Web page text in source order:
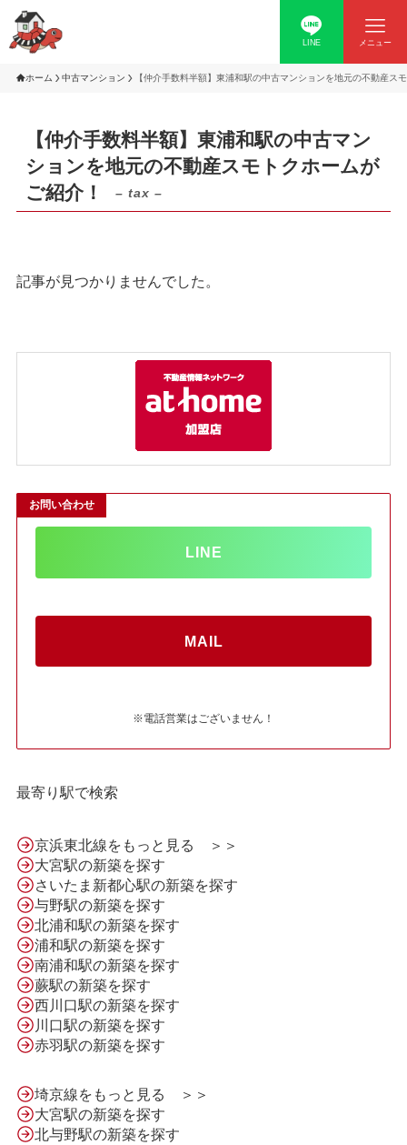
LINE問合せ
LINE メニュー
ホーム 中古マンション 【仲介手数料半額】東浦和駅の中古マンションを地元の不動産ス
【仲介手数料半額】東浦和駅の中古マン
ションを地元の不動産スモトクホームが
ご紹介！
– tax –
記事が見つかりませんでした。
お問い合わせ
LINE
MAIL
※電話営業はございません！
最寄り駅で検索
京浜東北線をもっと見る ＞＞
大宮駅の新築を探す
さいたま新都心駅の新築を探す
与野駅の新築を探す
北浦和駅の新築を探す
浦和駅の新築を探す
南浦和駅の新築を探す
蕨駅の新築を探す
西川口駅の新築を探す
川口駅の新築を探す
赤羽駅の新築を探す
埼京線をもっと見る ＞＞
大宮駅の新築を探す
北与野駅の新築を探す